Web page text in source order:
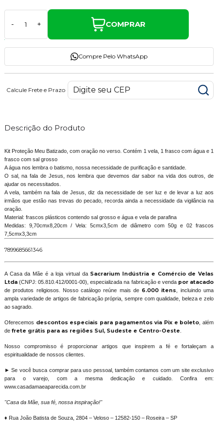
- + COMPRAR
Compre Pelo WhatsApp
Calcule Frete e Prazo
Descrição do Produto
Kit Proteção Meu Batizado, com oração no verso. Contém 1 vela, 1 frasco com água e 1
frasco com sal grosso
A água nos lembra o batismo, nossa necessidade de purificação e santidade.
O sal, na fala de Jesus, nos lembra que devemos dar sabor na vida dos outros, de
ajudar os necessitados.
A vela, também na fala de Jesus, diz da necessidade de ser luz e de levar a luz aos
irmãos que estão nas trevas do pecado, recorda ainda a necessidade da vigilância na
oração.
Material: frascos plásticos contendo sal grosso e água e vela de parafina
Medidas: 9,70cmx8,20cm / Vela: 5cmx3,5cm de diâmetro com 50g e 02 frascos
7,5cmx3,3cm
7899685661346
A Casa da Mãe é a loja virtual daSacrarium Indústria e Comércio de Velas
Ltda(CNPJ: 05.810.412/0001-00), especializada na fabricação e venda por atacado
de produtos religiosos. Nosso catálogo reúne mais de 6.000 itens
, incluindo uma
ampla variedade de artigos de fabricação própria, sempre com qualidade, beleza e zelo
ao sagrado.
Oferecemos descontos especiais para pagamentos via Pix e boleto , além
de frete grátis para as regiões Sul, Sudeste e Centro-Oeste
Nosso compromisso é proporcionar artigos que inspirem a fé e fortaleçam a
espiritualidade de nossos clientes.
► Se você busca comprar para uso pessoal, também contamos com um site exclusivo
para o varejo, com a mesma dedicação e cuidado. Confira em:
www.casadamaeaparecida.com.br
"Casa da Mãe, sua fé, nossa inspiração!"
♦ Rua João Batista de Souza, 2804 – Veloso – 12582-150 – Roseira – SP